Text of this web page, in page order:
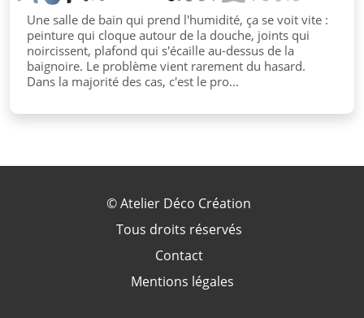
Une salle de bain qui prend l'humidité, ça se voit vite :
peinture qui cloque autour de la douche, joints qui
noircissent, plafond qui s'écaille au-dessus de la
baignoire. Le problème vient rarement du hasard.
Dans la majorité des cas, c'est le pro...
©Atelier Déco Création
Tous droits réservés
Contact
Mentions légales